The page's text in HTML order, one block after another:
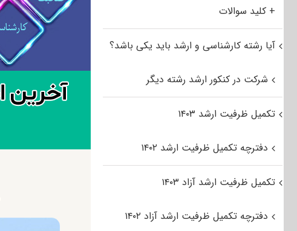
+ کلید سوالات
آیا رشته کارشناسی و ارشد باید یکی باشد؟
شرکت در کنکور ارشد رشته دیگر
تکمیل ظرفیت ارشد ۱۴۰۳
دفترچه تکمیل ظرفیت ارشد ۱۴۰۲
تکمیل ظرفیت ارشد آزاد ۱۴۰۳
دفترچه تکمیل ظرفیت ارشد آزاد ۱۴۰۲